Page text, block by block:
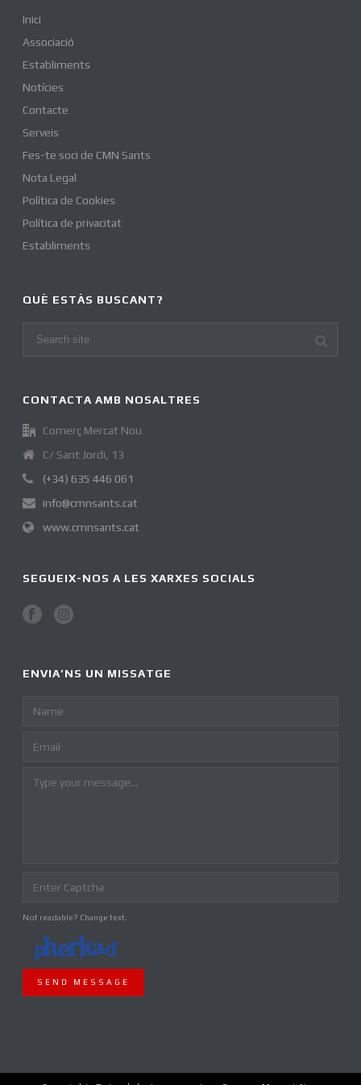
Inici
Associació
Establiments
Notícies
Contacte
Serveis
Fes-te soci de CMN Sants
Nota Legal
Política de Cookies
Política de privacitat
Establiments
QUÈ ESTÀS BUSCANT?
CONTACTA AMB NOSALTRES
Comerç Mercat Nou
C/ Sant Jordi, 13
(+34) 635 446 061
info@cmnsants.cat
www.cmnsants.cat
SEGUEIX-NOS A LES XARXES SOCIALS
ENVIA’NS UN MISSATGE
Not readable? Change text.
SEND MESSAGE